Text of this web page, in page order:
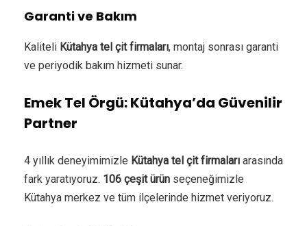
Garanti ve Bakım
Kaliteli Kütahya tel çit firmaları, montaj sonrası garanti
ve periyodik bakım hizmeti sunar.
Emek Tel Örgü: Kütahya’da Güvenilir
Partner
4 yıllık deneyimimizle Kütahya tel çit firmaları arasında
fark yaratıyoruz. 106 çeşit ürün seçeneğimizle
Kütahya merkez ve tüm ilçelerinde hizmet veriyoruz.